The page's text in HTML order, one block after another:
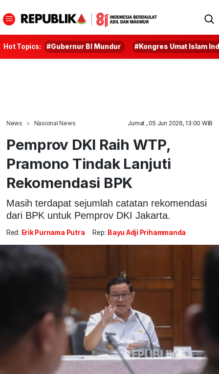
Hot Topics: #Gubernur BI Mundur #Kongres Umat Islam
News Nasional News Jumat , 05 Jun 2026, 13:00 WIB
Pemprov DKI Raih WTP,
Pramono Tindak Lanjuti
Rekomendasi BPK
Masih terdapat sejumlah catatan rekomendasi
dari BPK untuk Pemprov DKI Jakarta.
Red: Erik Purnama Putra Rep: Bayu Adji Prihammanda